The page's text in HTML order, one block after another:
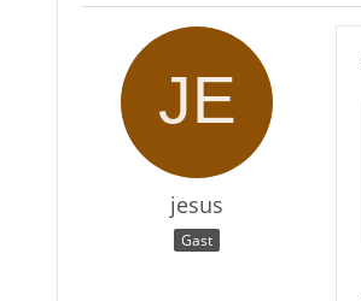
jesus
Gast